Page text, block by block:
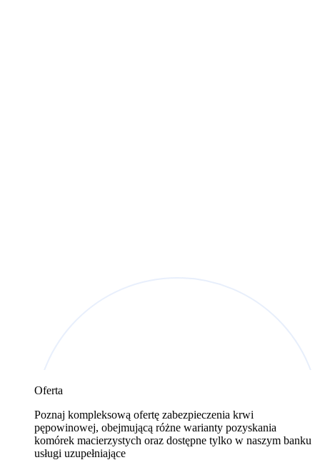
Oferta
Poznaj kompleksową ofertę zabezpieczenia krwi
pępowinowej, obejmującą różne warianty pozyskania
komórek macierzystych oraz dostępne tylko w naszym banku
usługi uzupełniające